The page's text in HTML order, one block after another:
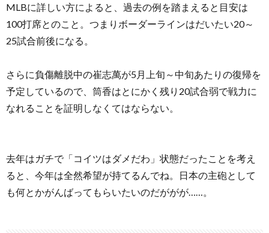
MLBに詳しい方によると、過去の例を踏まえると目安は
100打席とのこと。つまりボーダーラインはだいたい20～
25試合前後になる。
さらに負傷離脱中の崔志萬が5月上旬～中旬あたりの復帰を
予定しているので、筒香はとにかく残り20試合弱で戦力に
なれることを証明しなくてはならない。
去年はガチで「コイツはダメだわ」状態だったことを考え
ると、今年は全然希望が持てるんでね。日本の主砲として
も何とかがんばってもらいたいのだががが……。